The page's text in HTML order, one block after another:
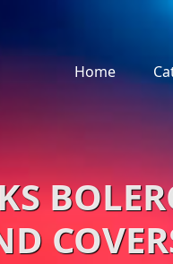
Home